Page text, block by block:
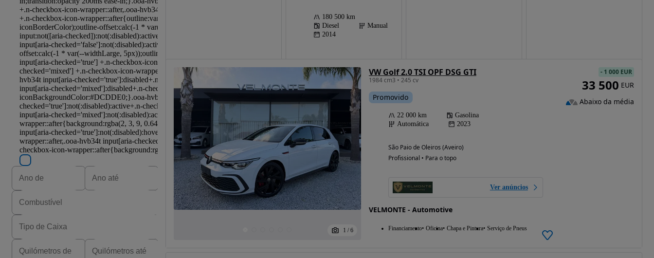
Possibilidade de
financiamento
180 500 km
Diesel
Manual
2014
1 / 6
VW Golf 2.0 TSI OPF DSG GTI
1984 cm3 • 245 cv
Promovido
22 000 km
Gasolina
Automática
2023
São Paio de Oleiros (Aveiro)
Profissional • Para o topo
Ver anúncios
VELMONTE - Automotive
Financiamento Oficina Chapa e Pintura Serviço de Pneus
- 1 000 EUR
33 500 EUR
Abaixo da média